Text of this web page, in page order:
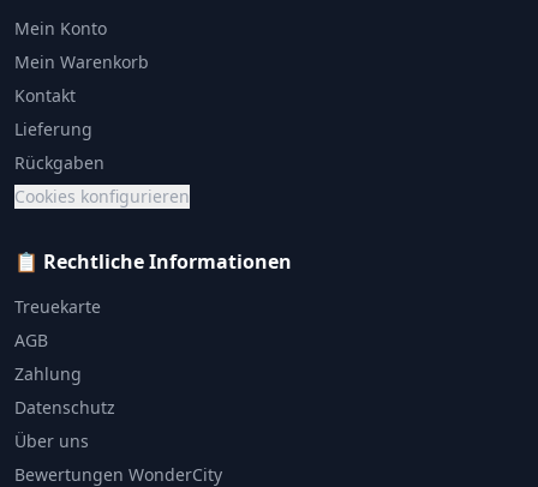
Mein Konto
Mein Warenkorb
Kontakt
Lieferung
Rückgaben
Cookies konfigurieren
📋 Rechtliche Informationen
Treuekarte
AGB
Zahlung
Datenschutz
Über uns
Bewertungen WonderCity